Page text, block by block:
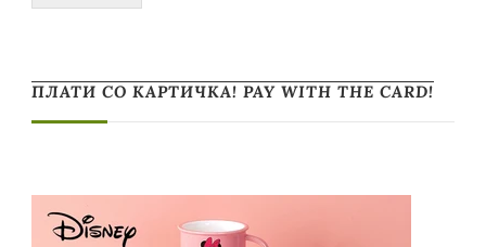
ПЛАТИ СО КАРТИЧКА! PAY WITH THE CARD!